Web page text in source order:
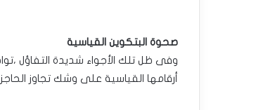
صحوة البتكوين القياسية
وفى ظل تلك الأجواء شديدة التفاؤل
أرقامها القياسية على وشك تجاوز الحاجز النفسي عند 90,000